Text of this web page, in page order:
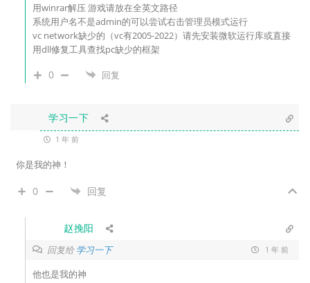
用winrar解压 游戏请放在全英文路径
系统用户名不是admin的可以尝试右击管理员模式运行
vc network缺少的（vc有2005-2022）请先安装微软运行库或直接
用dll修复工具查找pc缺少的框架
0 回复
学习一下
1 年 前
你是我的神！
0 回复
赵挽阳
回复给学习一下 1 年 前
他也是我的神